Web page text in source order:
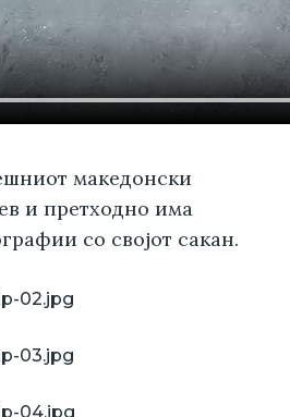
македонски
и претходно има
со својот сакан.